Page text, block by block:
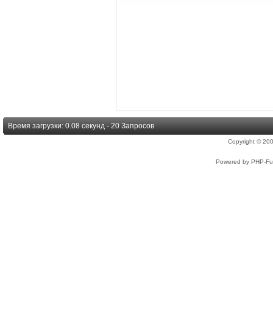
Время загрузки: 0.08 секунд - 20 Запросов
Copyright ©
Powered by PHP-